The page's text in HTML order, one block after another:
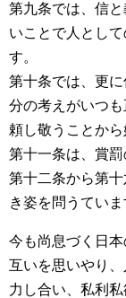
第九条では、信
いことで人とし
す。
第十条では、更
分の考えがいつ
頼し敬うことから
第十一条は、賞罰
第十二条から第
き姿を問うていま
今も尚息づく日本
互いを思いやり
力し合い、私利